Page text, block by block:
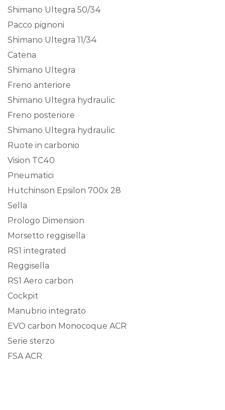
Shimano Ultegra 50/34
Pacco pignoni
Shimano Ultegra 11/34
Catena
Shimano Ultegra
Freno anteriore
Shimano Ultegra hydraulic
Freno posteriore
Shimano Ultegra hydraulic
Ruote in carbonio
Vision TC40
Pneumatici
Hutchinson Epsilon 700x 28
Sella
Prologo Dimension
Morsetto reggisella
RS1 integrated
Reggisella
RS1 Aero carbon
Cockpit
Manubrio integrato
EVO carbon Monocoque ACR
Serie sterzo
FSA ACR